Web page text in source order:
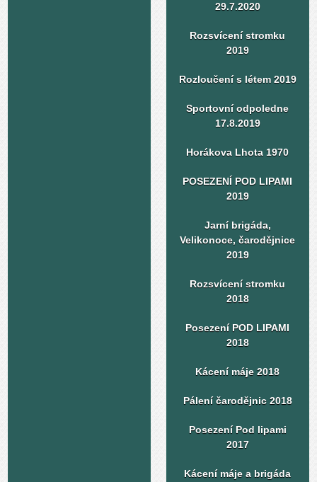
29.7.2020
Rozsvícení stromku
2019
Rozloučení s létem 2019
Sportovní odpoledne
17.8.2019
Horákova Lhota 1970
POSEZENÍ POD LIPAMI
2019
Jarní brigáda,
Velikonoce, čarodějnice
2019
Rozsvícení stromku
2018
Posezení POD LIPAMI
2018
Kácení máje 2018
Pálení čarodějnic 2018
Posezení Pod lipami
2017
Kácení máje a brigáda